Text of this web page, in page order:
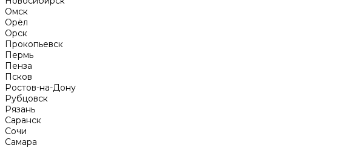
Омск
Орёл
Орск
Прокопьевск
Пермь
Пенза
Псков
Ростов-на-Дону
Рубцовск
Рязань
Саранск
Сочи
Самара